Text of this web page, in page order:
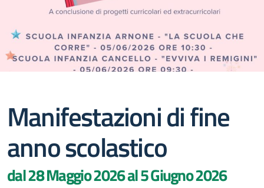
Manifestazioni di fine
anno scolastico
dal 28 Maggio 2026 al 5 Giugno 2026